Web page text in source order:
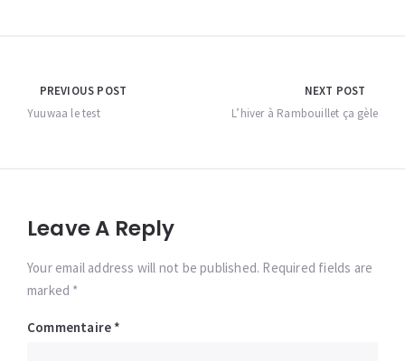
Navigation
de
PREVIOUS POST
Yuuwaa le test
NEXT POST
L’hiver à Rambouillet ça gèle
Leave A Reply
Your email address will not be published. Required fields are
marked *
Commentaire *